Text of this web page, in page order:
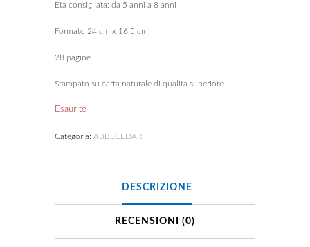
Età consigliata: da 5 anni a 8 anni
Formato 24 cm x 16,5 cm
28 pagine
Stampato su carta naturale di qualità superiore.
Esaurito
Categoria: ABBECEDARI
DESCRIZIONE
RECENSIONI (0)